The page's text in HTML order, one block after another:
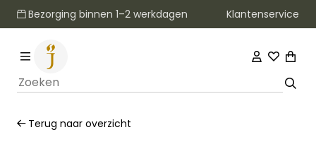
Bezorging binnen 1–2 werkdagen Klantenservice
Terug naar overzicht